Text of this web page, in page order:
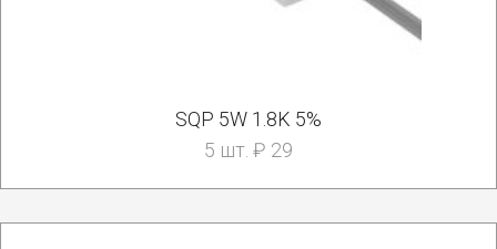
SQP 5W 1.8K 5%
5 шт. ₽ 29